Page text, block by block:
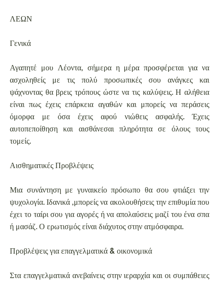
ΛΕΩΝ
Γενικά
Αγαπητέ μου Λέοντα, σήμερα η μέρα προσφέρεται για να
ασχοληθείς με τις πολύ προσωπικές σου ανάγκες και
ψάχνοντας θα βρεις τρόπους ώστε να τις καλύψεις. Η αλήθεια
είναι πως έχεις επάρκεια αγαθών και μπορείς να περάσεις
όμορφα με όσα έχεις αφού νιώθεις ασφαλής. Έχεις
αυτοπεποίθηση και αισθάνεσαι πληρότητα σε όλους τους
τομείς.
Αισθηματικές Προβλέψεις
Μια συνάντηση με γυναικείο πρόσωπο θα σου φτιάξει την
ψυχολογία. Ιδανικά ,μπορείς να ακολουθήσεις την επιθυμία που
έχει το ταίρι σου για αγορές ή να απολαύσεις μαζί του ένα σπα
ή μασάζ. Ο ερωτισμός είναι διάχυτος στην ατμόσφαιρα.
Προβλέψεις για επαγγελματικά & οικονομικά
Στα επαγγελματικά ανεβαίνεις στην ιεραρχία και οι συμπάθειες